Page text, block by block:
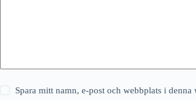
Spara mitt namn, e-post och webbplats i